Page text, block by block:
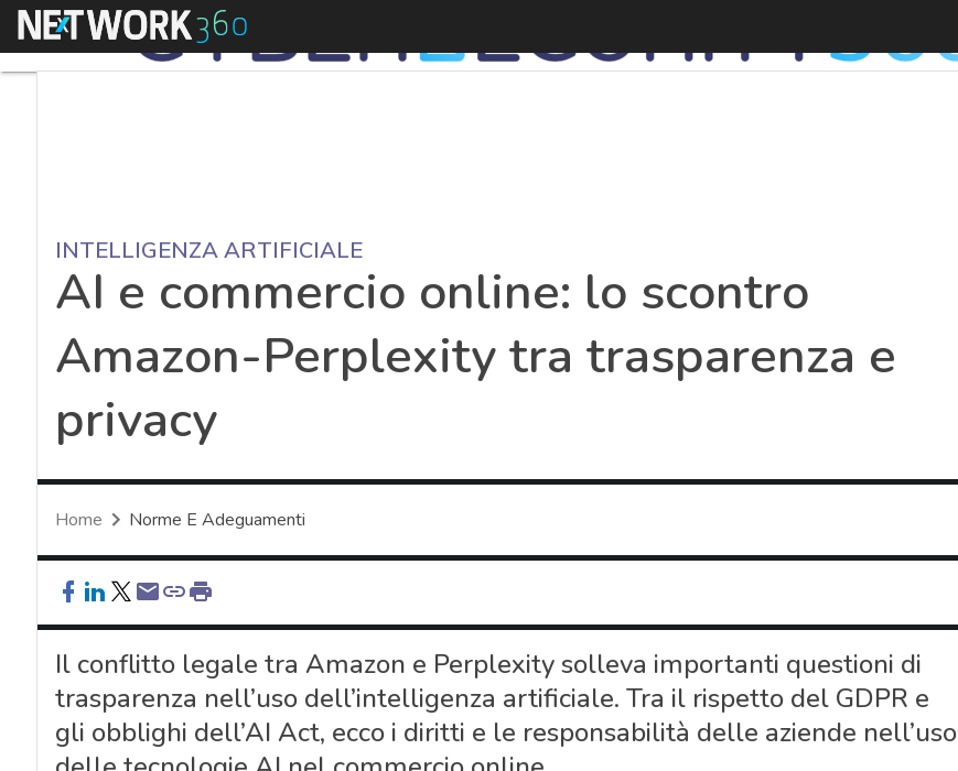
Menu
INTELLIGENZA ARTIFICIALE
AI e commercio online: lo scontro
Amazon-Perplexity tra trasparenza e
privacy
Home Norme E Adeguamenti
Il conflitto legale tra Amazon e Perplexity solleva importanti questioni di
trasparenza nell’uso dell’intelligenza artificiale. Tra il rispetto del GDPR e
gli obblighi dell’AI Act, ecco i diritti e le responsabilità delle aziende nell’uso